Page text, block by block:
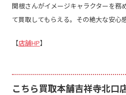
関根さんがイメージキャラクターを務
て買取してもらえる。その絶大な安心
【店舗HP】
こちら買取本舗吉祥寺北口